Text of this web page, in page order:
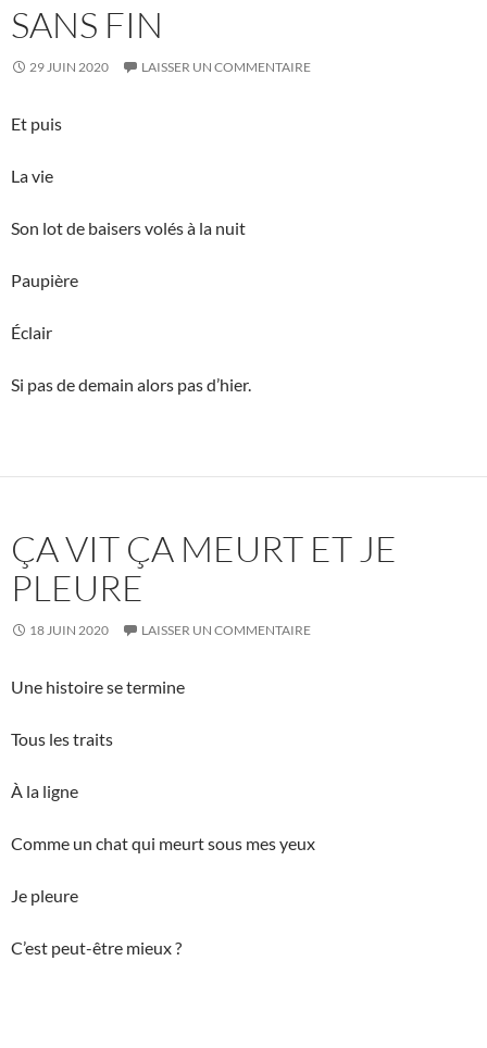
SANS FIN
29 JUIN 2020 LAISSER UN COMMENTAIRE
Et puis
La vie
Son lot de baisers volés à la nuit
Paupière
Éclair
Si pas de demain alors pas d’hier.
ÇA VIT ÇA MEURT ET JE
PLEURE
18 JUIN 2020 LAISSER UN COMMENTAIRE
Une histoire se termine
Tous les traits
À la ligne
Comme un chat qui meurt sous mes yeux
Je pleure
C’est peut-être mieux ?